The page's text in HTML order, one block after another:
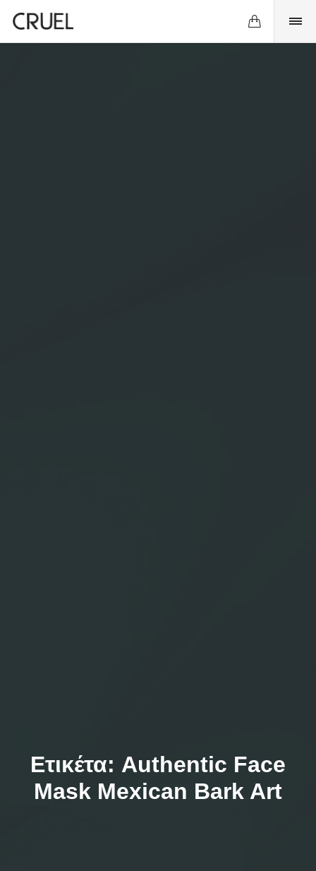
Ετικέτα: Authentic Face
Mask Mexican Bark Art